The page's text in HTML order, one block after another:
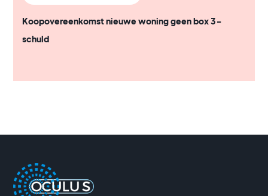
Koopovereenkomst nieuwe woning geen box 3-
schuld